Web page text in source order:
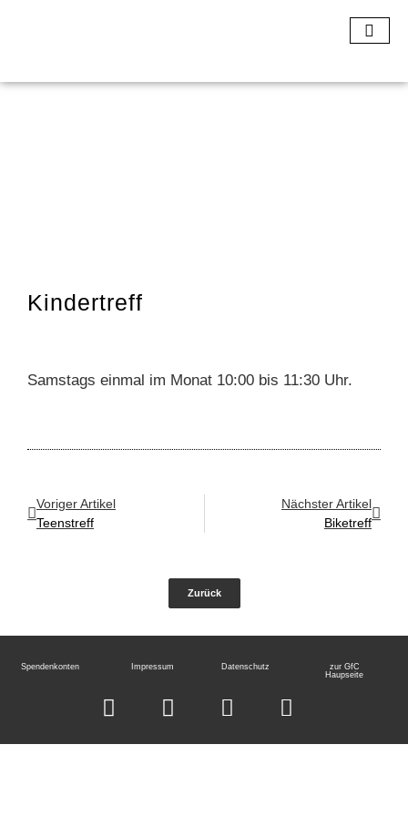
Kindertreff
Samstags einmal im Monat 10:00 bis 11:30 Uhr.
Voriger Artikel
Teenstreff
Nächster Artikel
Biketreff
Zurück
Spendenkonten Impressum Datenschutz
zur GfC
Haupseite